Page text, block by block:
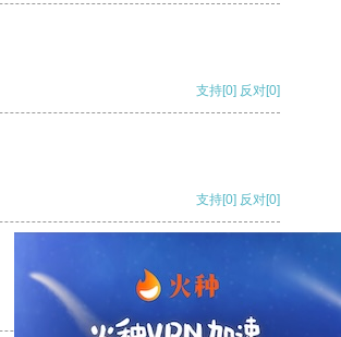
支持[0] 反对[0]
支持[0] 反对[0]